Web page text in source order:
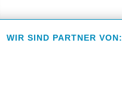
WIR SIND PARTNER VON: